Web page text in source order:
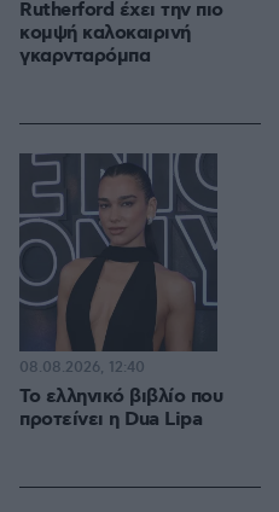
Rutherford έχει την πιο
κομψή καλοκαιρινή
γκαρνταρόμπα
Το ελληνικό βιβλίο που
προτείνει η Dua Lipa
08.08.2026, 12:40